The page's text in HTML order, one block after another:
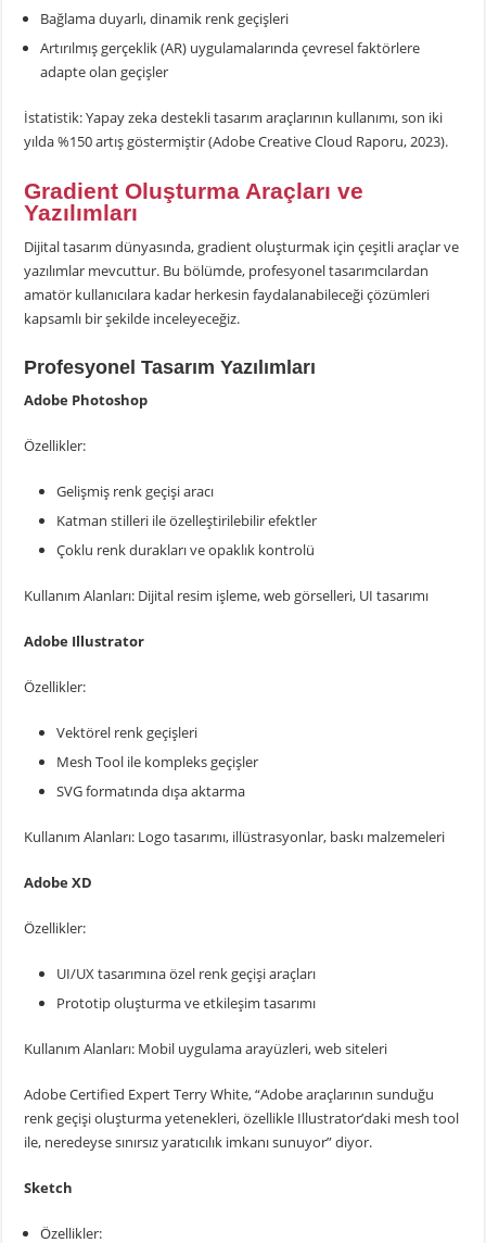
Bağlama duyarlı, dinamik renk geçişleri
Artırılmış gerçeklik (AR) uygulamalarında çevresel faktörlere
adapte olan geçişler
İstatistik: Yapay zeka destekli tasarım araçlarının kullanımı, son iki
yılda %150 artış göstermiştir (Adobe Creative Cloud Raporu, 2023).
Gradient Oluşturma Araçları ve
Yazılımları
Dijital tasarım dünyasında, gradient oluşturmak için çeşitli araçlar ve
yazılımlar mevcuttur. Bu bölümde, profesyonel tasarımcılardan
amatör kullanıcılara kadar herkesin faydalanabileceği çözümleri
kapsamlı bir şekilde inceleyeceğiz.
Profesyonel Tasarım Yazılımları
Adobe Photoshop
Özellikler:
Gelişmiş renk geçişi aracı
Katman stilleri ile özelleştirilebilir efektler
Çoklu renk durakları ve opaklık kontrolü
Kullanım Alanları: Dijital resim işleme, web görselleri, UI tasarımı
Adobe Illustrator
Özellikler:
Vektörel renk geçişleri
Mesh Tool ile kompleks geçişler
SVG formatında dışa aktarma
Kullanım Alanları: Logo tasarımı, illüstrasyonlar, baskı malzemeleri
Adobe XD
Özellikler:
UI/UX tasarımına özel renk geçişi araçları
Prototip oluşturma ve etkileşim tasarımı
Kullanım Alanları: Mobil uygulama arayüzleri, web siteleri
Adobe Certified Expert Terry White, “Adobe araçlarının sunduğu
renk geçişi oluşturma yetenekleri, özellikle Illustrator’daki mesh tool
ile, neredeyse sınırsız yaratıcılık imkanı sunuyor” diyor.
Sketch
Özellikler: